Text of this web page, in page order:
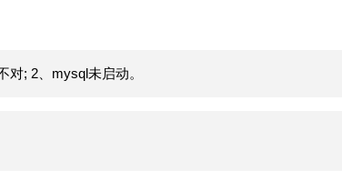
; 2、mysql未启动。